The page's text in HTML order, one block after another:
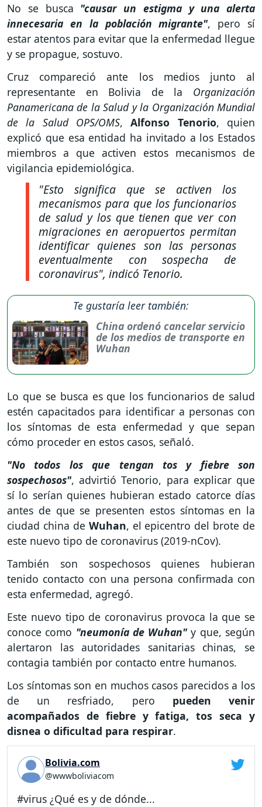
No se busca "causar un estigma y una alerta
innecesaria en la población migrante", pero sí
estar atentos para evitar que la enfermedad llegue
y se propague, sostuvo.
Cruz compareció ante los medios junto al
representante en Bolivia de la Organización
Panamericana de la Salud y la Organización Mundial
de la Salud OPS/OMS,Alfonso Tenorio, quien
explicó que esa entidad ha invitado a los Estados
miembros a que activen estos mecanismos de
vigilancia epidemiológica.
"Esto significa que se activen los
mecanismos para que los funcionarios
de salud y los que tienen que ver con
migraciones en aeropuertos permitan
identificar quienes son las personas
eventualmente con sospecha de
coronavirus", indicó Tenorio.
Te gustaría leer también:
China ordenó cancelar servicio
de los medios de transporte en
Wuhan
Lo que se busca es que los funcionarios de salud
estén capacitados para identificar a personas con
los síntomas de esta enfermedad y que sepan
cómo proceder en estos casos, señaló.
"No todos los que tengan tos y fiebre son
sospechosos", advirtió Tenorio, para explicar que
sí lo serían quienes hubieran estado catorce días
antes de que se presenten estos síntomas en la
ciudad china de Wuhan, el epicentro del brote de
este nuevo tipo de coronavirus (2019-nCov).
También son sospechosos quienes hubieran
tenido contacto con una persona confirmada con
esta enfermedad, agregó.
Este nuevo tipo de coronavirus provoca la que se
conoce como "neumonía de Wuhan"y que, según
alertaron las autoridades sanitarias chinas, se
contagia también por contacto entre humanos.
Los síntomas son en muchos casos parecidos a los
de un resfriado, pero pueden venir
acompañados de fiebre y fatiga, tos seca y
disnea o dificultad para respirar.
Bolivia.com
@wwwboliviacom
#virus ¿Qué es y de dónde...